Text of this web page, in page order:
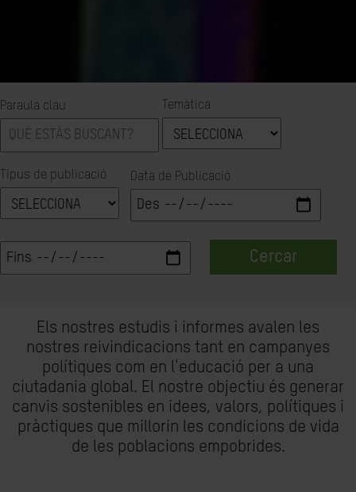
Paraula clau Temàtica
Tipus de publicació Data de Publicació
Cercar
Els nostres estudis i informes avalen les
nostres reivindicacions tant en campanyes
polítiques com en l'educació per a una
ciutadania global. El nostre objectiu és generar
canvis sostenibles en idees, valors, polítiques i
pràctiques que millorin les condicions de vida
de les poblacions empobrides.